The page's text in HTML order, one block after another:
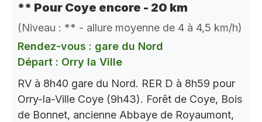
** Pour Coye encore - 20 km
(Niveau : ** - allure moyenne de 4 à 4,5 km/h)
Rendez-vous : gare du Nord
Départ : Orry la Ville
RV à 8h40 gare du Nord. RER D à 8h59 pour
Orry-la-Ville Coye (9h43). Forêt de Coye, Bois
de Bonnet, ancienne Abbaye de Royaumont,